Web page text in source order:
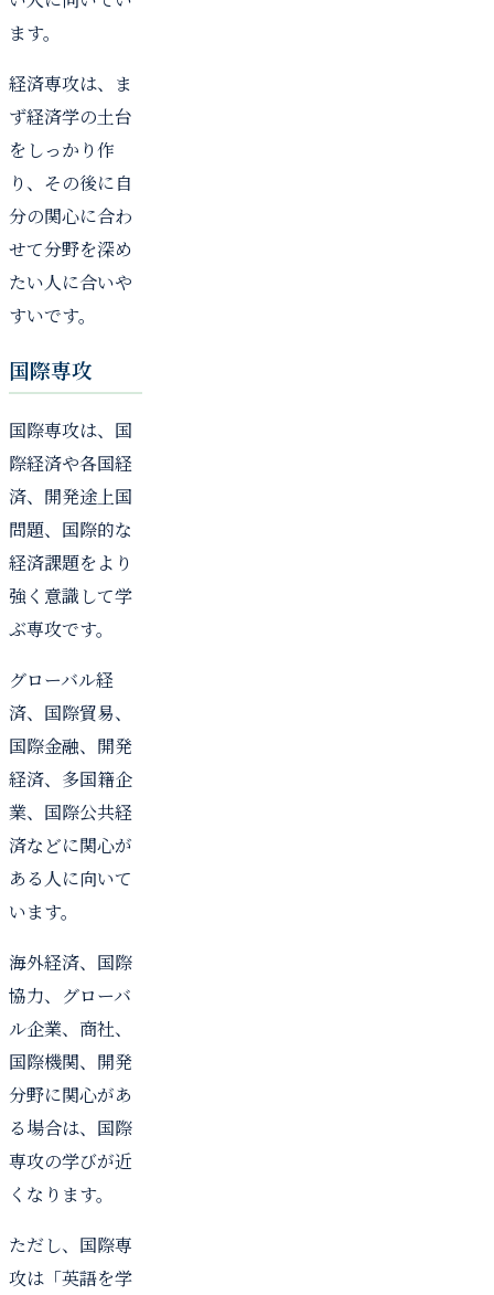
ます。
経済専攻は、ま
ず経済学の土台
をしっかり作
り、その後に自
分の関心に合わ
せて分野を深め
たい人に合いや
すいです。
国際専攻
国際専攻は、国
際経済や各国経
済、開発途上国
問題、国際的な
経済課題をより
強く意識して学
ぶ専攻です。
グローバル経
済、国際貿易、
国際金融、開発
経済、多国籍企
業、国際公共経
済などに関心が
ある人に向いて
います。
海外経済、国際
協力、グローバ
ル企業、商社、
国際機関、開発
分野に関心があ
る場合は、国際
専攻の学びが近
くなります。
ただし、国際専
攻は「英語を学